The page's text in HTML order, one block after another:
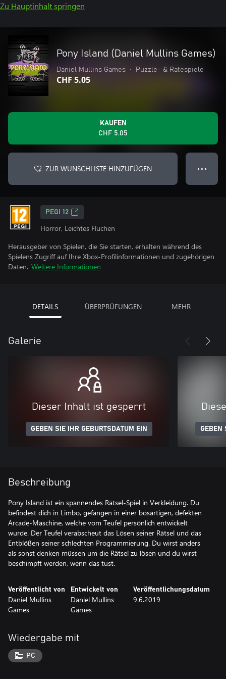
Zu Hauptinhalt springen
Pony Island (Daniel Mullins Games)
Daniel Mullins Games • Puzzle- & Ratespiele
CHF 5.05
KAUFEN
CHF 5.05
ZUR WUNSCHLISTE HINZUFÜGEN ● ● ●
PEGI 12
Horror, Leichtes Fluchen
Herausgeber von Spielen, die Sie starten, erhalten während des
Spielens Zugriff auf Ihre Xbox-Profilinformationen und zugehörigen
Daten. Weitere Informationen
DETAILS ÜBERPRÜFUNGEN MEHR
Galerie
Dieser Inhalt ist gesperrt
GEBEN SIE IHR GEBURTSDATUM EIN GEBEN
Beschreibung
Pony Island ist ein spannendes Rätsel-Spiel in Verkleidung. Du
befindest dich in Limbo, gefangen in einer bösartigen, defekten
Arcade-Maschine, welche vom Teufel persönlich entwickelt
wurde. Der Teufel verabscheut das Lösen seiner Rätsel und das
Entblößen seiner schlechten Programmierung. Du wirst anders
als sonst denken müssen um die Rätsel zu lösen und du wirst
beschimpft werden, wenn das tust.
Veröffentlicht von
Daniel Mullins
Games
Entwickelt von
Daniel Mullins
Games
Veröffentlichungsdatum
9.6.2019
Wiedergabe mit
PC